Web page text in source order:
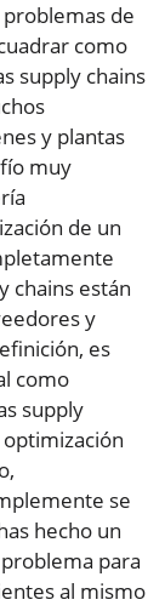
de
como
supply chains
y plantas
muy
de un
chains están
y
es
como
supply
se
hecho un
para
al mismo